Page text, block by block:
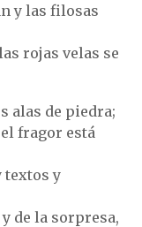
y las filosas
rojas velas se
alas de piedra;
fragor está
textos y
de la sorpresa,